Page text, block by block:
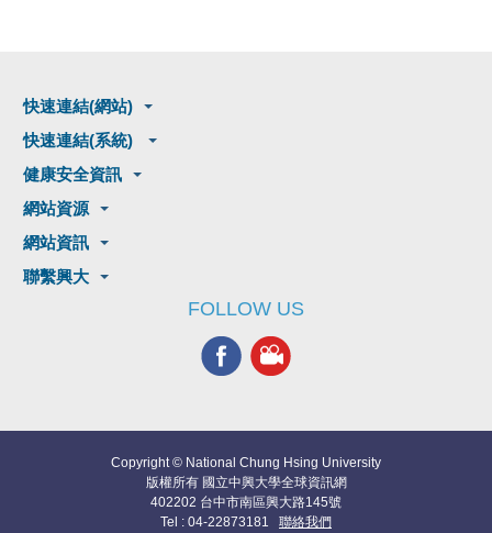
快速連結(網站)
快速連結(系統)
健康安全資訊
網站資源
網站資訊
聯繫興大
FOLLOW US
Copyright © National Chung Hsing University
版權所有 國立中興大學全球資訊網
402202 台中市南區興大路145號
Tel : 04-22873181 聯絡我們